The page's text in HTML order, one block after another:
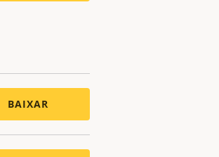
BAIXAR